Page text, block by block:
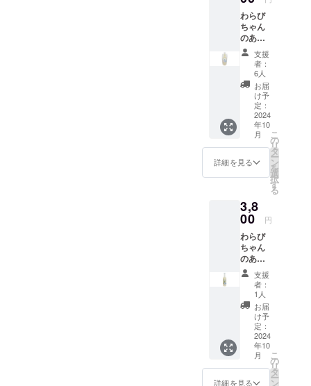
販売を続け
てきたこと
で、通販だ
けでは物足
りなくなり
地域のイベ
ントや地元
業者への納
品、商工会
部・自治
会・PTA活動
自分が育
ち、これか
らも子ども
が育ってい
く埼玉県や
蕨市の魅力
的を発信し
一人でも多
くの方に
知ってもら
いたいと
わらび
ちゃん
のあま
ざけぷ
れーん/
ゆず
180gパ
ウチ
の2個
セッ
ト 送
料込
み お
よび
オリジ
ナル
ル・お
礼状・
弊社
ホーム
ページ
へのお
名前掲
載。 埼
玉県産
のお米
「彩の
きず
な」、
ゆずは
毛呂山
町産の
「桂木
支援
者：
6人
お届
け予
定：
2024
年10
月
詳細を見る
こ
の
リ
タ
ー
ン
を
選
択
す
る
3,8
00 円
わらび
ちゃん
のあま
ざけぷ
れーん/
ゆず
770ｇボ
トル
どちら
か1本
送料込
み お
よび
オリジ
支援
者：
1人
お届
け予
定：
2024
年10
月
詳細を見る
こ
の
リ
タ
ー
ン